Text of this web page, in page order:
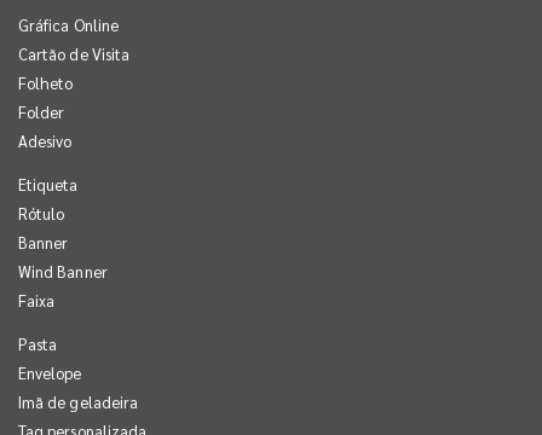
Gráfica Online
Cartão de Visita
Folheto
Folder
Adesivo
Etiqueta
Rótulo
Banner
Wind Banner
Faixa
Pasta
Envelope
Imã de geladeira